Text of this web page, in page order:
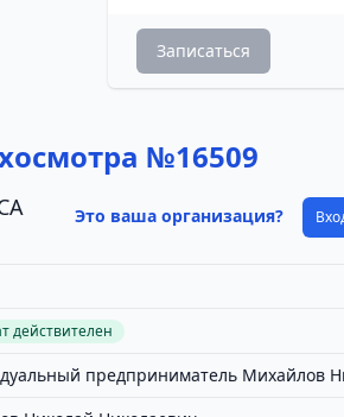
Записаться
№16509
Это ваша организация?
действителен
предприниматель Михайлов